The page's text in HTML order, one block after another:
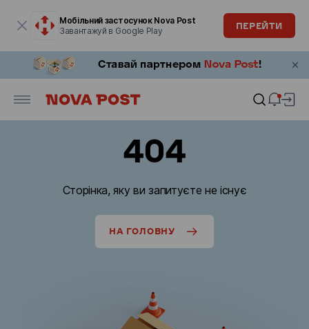
Мобільний застосунок Nova Post
Завантажуй в Google Play
ПЕРЕЙТИ
404
Сторінка, яку ви запитуєте не існує
НА ГОЛОВНУ